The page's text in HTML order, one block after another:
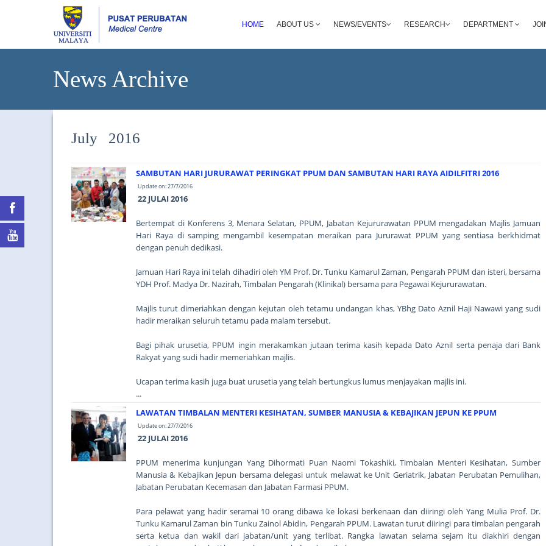
HOME ABOUT US NEWS/EVENTS RESEARCH DEPARTMENT
News Archive
July 2016
SAMBUTAN HARI JURURAWAT PERINGKAT PPUM DAN SAMBUTAN HARI RAYA AIDILFITRI 2016
Update on: 27/7/2016
22 JULAI 2016
Bertempat di Konferens 3, Menara Selatan, PPUM, Jabatan Kejururawatan PPUM mengadakan Majlis Jamuan
Hari Raya di samping mengambil kesempatan meraikan para Jururawat PPUM yang sentiasa berkhidmat
dengan penuh dedikasi.
Jamuan Hari Raya ini telah dihadiri oleh YM Prof. Dr. Tunku Kamarul Zaman, Pengarah PPUM dan isteri, bersama
YDH Prof. Madya Dr. Nazirah, Timbalan Pengarah (Klinikal) bersama para Pegawai Kejururawatan.
Majlis turut dimeriahkan dengan kejutan oleh tetamu undangan khas, YBhg Dato Aznil Haji Nawawi yang sudi
hadir meraikan seluruh tetamu pada malam tersebut.
Bagi pihak urusetia, PPUM ingin merakamkan jutaan terima kasih kepada Dato Aznil serta penaja dari Bank
Rakyat yang sudi hadir memeriahkan majlis.
Ucapan terima kasih juga buat urusetia yang telah bertungkus lumus menjayakan majlis ini.
...
LAWATAN TIMBALAN MENTERI KESIHATAN, SUMBER MANUSIA & KEBAJIKAN JEPUN KE PPUM
Update on: 27/7/2016
22 JULAI 2016
PPUM menerima kunjungan Yang Dihormati Puan Naomi Tokashiki, Timbalan Menteri Kesihatan, Sumber
Manusia & Kebajikan Jepun bersama delegasi untuk melawat ke Unit Geriatrik, Jabatan Perubatan Pemulihan,
Jabatan Perubatan Kecemasan dan Jabatan Farmasi PPUM.
Para pelawat yang hadir seramai 10 orang dibawa ke lokasi berkenaan dan diiringi oleh Yang Mulia Prof. Dr.
Tunku Kamarul Zaman bin Tunku Zainol Abidin, Pengarah PPUM. Lawatan turut diiringi para timbalan pengarah
serta ketua dan wakil dari jabatan/unit yang terlibat. Rangka lawatan selama sejam itu diakhiri dengan